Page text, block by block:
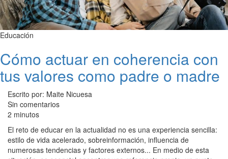
Educación
Cómo actuar en coherencia con
tus valores como padre o madre
Escrito por: Maite Nicuesa
Sin comentarios
2 minutos
El reto de educar en la actualidad no es una experiencia sencilla:
estilo de vida acelerado, sobreinformación, influencia de
numerosas tendencias y factores externos... En medio de esta